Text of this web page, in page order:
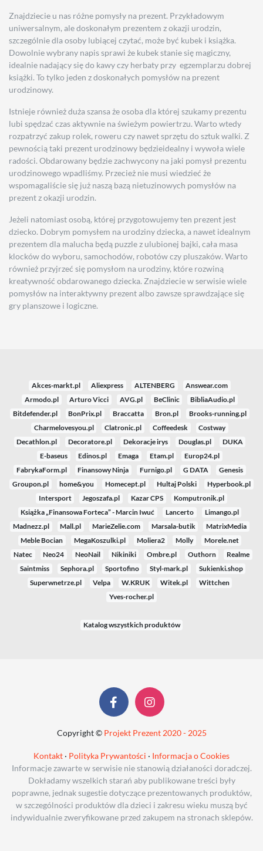
Znajdziecie u nas różne pomysły na prezent. Przykładowym
uniwersalnym, ale doskonałym prezentem z okazji urodzin,
szczególnie dla osoby lubiącej czytać, może być kubek i książka.
Dowolnie wybrany napis sprawi że kubek stanie się magiczny,
idealnie nadający się do kawy czy herbaty przy egzemplarzu dobrej
książki. To tylko jeden z doskonałych pomysłów na prezent
urodzinowy.
Istnieje również duża szansa że osoba dla której szukamy prezentu
lubi spędzać czas aktywnie na świeżym powiertrzu. Warto wtedy
rozpatrzyć zakup rolek, roweru czy nawet sprzętu do sztuk walki. Z
pewnością taki prezent urodzinowy będzieidealny i wywoła wiele
radości. Obdarowany będzie zachwycony na jaki pomysł prezentu
urodzinowego wpadliśmy. Przecież nie musi wiedzieć że
wspomagaliście się już naszą bazą nietuzinowych pomysłów na
prezent z okazji urodzin.
Jeżeli natomiast osobą, której przygotowujemy ten prezent jest
dziecko. Dobrym pomysłem na urodziny dziecka, a nawet idealnym
prezentem dla malucha będą puzzle z ulubionej bajki, cała masa
klocków do wyboru, samochodów, robotów czy pluszaków. Warto
również przyjrzeć się pomysłom na urodziny, które rozwiną
kreatywność obdarowanego dziecka. Znajdziecie w serwisie wiele
pomysłów na interaktywny prezent albo zawsze sprawdzające się
gry planszowe i logiczne.
Akces-markt.pl Aliexpress ALTENBERG
Answear.com
Armodo.pl
Arturo Vicci AVG.pl BeClinic
BibliaAudio.pl
Bitdefender.pl
BonPrix.pl Braccatta Bron.pl
Brooks-running.pl
Charmelovesyou.pl
Clatronic.pl Coffeedesk
Costway
Decathlon.pl
Decoratore.pl Dekoracje irys Douglas.pl
DUKA
E-baseus
Edinos.pl Emaga Etam.pl
Europ24.pl
FabrykaForm.pl
Finansowy Ninja Furnigo.pl G DATA
Genesis
Groupon.pl
home&you Homecept.pl Hultaj Polski
Hyperbook.pl
Intersport
Jegoszafa.pl Kazar CPS
Komputronik.pl
Książka „Finansowa Forteca” - Marcin Iwuć
Lancerto
Limango.pl
Madnezz.pl
Mall.pl MarieZelie.com Marsala-butik
MatrixMedia
Meble Bocian
MegaKoszulki.pl Moliera2 Molly
Morele.net
Natec
Neo24 NeoNail Nikiniki Ombre.pl Outhorn
Realme
Saintmiss
Sephora.pl Sportofino Styl-mark.pl
Sukienki.shop
Superwnetrze.pl
Velpa W.KRUK Witek.pl
Wittchen
Yves-rocher.pl
Katalog wszystkich produktów
Copyright © Projekt Prezent 2020 - 2025
Kontakt · Polityka Prywantości · Informacja o Cookies
Informacje zawarte w serwisie nie stanowią działaności doradczej.
Dokładamy wszelkich starań aby publikowane treści były
poprawne, jednak sugestie dotyczące prezentowanych produktów,
w szczególności produktów dla dzieci i zakresu wieku muszą być
indywidualnie zweryfikowane przed zakupem na stronach sklepów.